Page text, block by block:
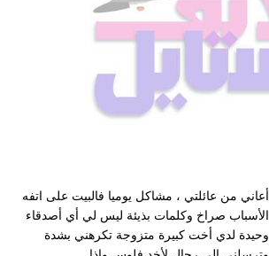
أعاني من عائلتي ، مشاكل يوميا فالبيت على اتفه
الأسباب صراخ وكلمات بذيئة ليس لي أي أصدقاء
وحيدة لدي أخت كبيرة متزوجة تكرهني بشدة